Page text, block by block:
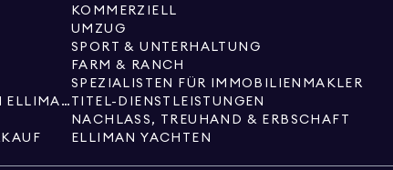
NEUE EXKLUSIVANGEBOTE VON ELLIMAN
KOMMERZIELL
UMZUG
SPORT & UNTERHALTUNG
FARM & RANCH
SPEZIALISTEN FÜR IMMOBILIENMAKLER
TITEL-DIENSTLEISTUNGEN
NACHLASS, TREUHAND & ERBSCHAFT
ELLIMAN YACHTEN